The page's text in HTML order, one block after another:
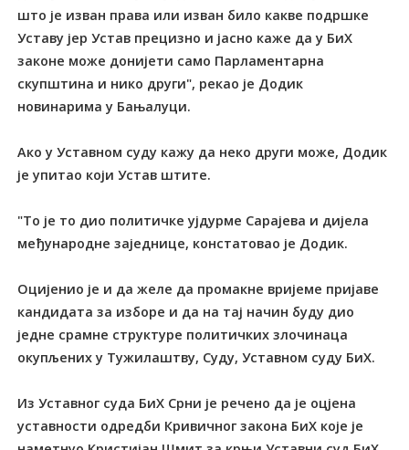
што је изван права или изван било какве подршке
Уставу јер Устав прецизно и јасно каже да у БиХ
законе може донијети само Парламентарна
скупштина и нико други", рекао је Додик
новинарима у Бањалуци.
Ако у Уставном суду кажу да неко други може, Додик
је упитао који Устав штите.
"То је то дио политичке ујдурме Сарајева и дијела
међународне заједнице, констатовао је Додик.
Оцијенио је и да желе да промакне вријеме пријаве
кандидата за изборе и да на тај начин буду дио
једне срамне структуре политичких злочинаца
окупљених у Тужилаштву, Суду, Уставном суду БиХ.
Из Уставног суда БиХ Срни је речено да је оцјена
уставности одредби Кривичног закона БиХ које је